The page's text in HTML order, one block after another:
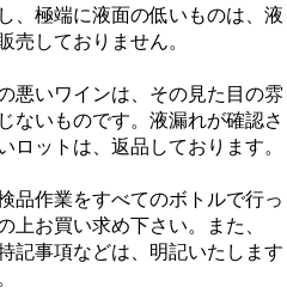
、極端に液面の低いものは、液
売しておりません。
悪いワインは、その見た目の雰
ないものです。液漏れが確認さ
ロットは、返品しております。
品作業をすべてのボトルで行っ
上お買い求め下さい。また、
記事項などは、明記いたします